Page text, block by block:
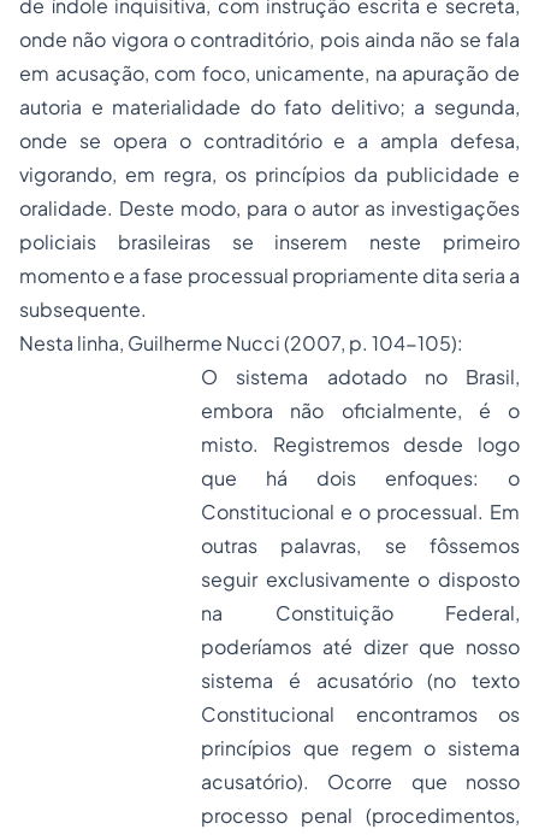
de índole inquisitiva, com instrução escrita e secreta,
onde não vigora o contraditório, pois ainda não se fala
em acusação, com foco, unicamente, na apuração de
autoria e materialidade do fato delitivo; a segunda,
onde se opera o contraditório e a ampla defesa,
vigorando, em regra, os princípios da publicidade e
oralidade. Deste modo, para o autor as investigações
policiais brasileiras se inserem neste primeiro
momento e a fase processual propriamente dita seria a
subsequente.
Nesta linha, Guilherme Nucci (2007, p. 104-105):
O sistema adotado no Brasil,
embora não oficialmente, é o
misto. Registremos desde logo
que há dois enfoques: o
Constitucional e o processual. Em
outras palavras, se fôssemos
seguir exclusivamente o disposto
na Constituição Federal,
poderíamos até dizer que nosso
sistema é acusatório (no texto
Constitucional encontramos os
princípios que regem o sistema
acusatório). Ocorre que nosso
processo penal (procedimentos,